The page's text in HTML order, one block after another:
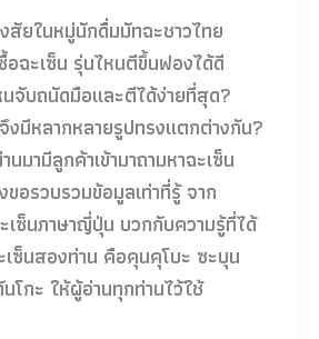
สัยในหมู่นักดื่มมัทฉะชาวไทย
อฉะเซ็น รุ่นไหนตีขึ้นฟองได้ดี
จับถนัดมือและตีได้ง่ายที่สุด?
งมีหลากหลายรูปทรงแตกต่างกัน?
นมามีลูกค้าเข้ามาถามหาฉะเซ็น
อรวบรวมข้อมูลเท่าที่รู้ จาก
เซ็นภาษาญี่ปุ่น บวกกับความรู้ที่ได้
เซ็นสองท่าน คือคุนคุโบะ ซะบุน
กะ ให้ผู้อ่านทุกท่านไว้ใช้